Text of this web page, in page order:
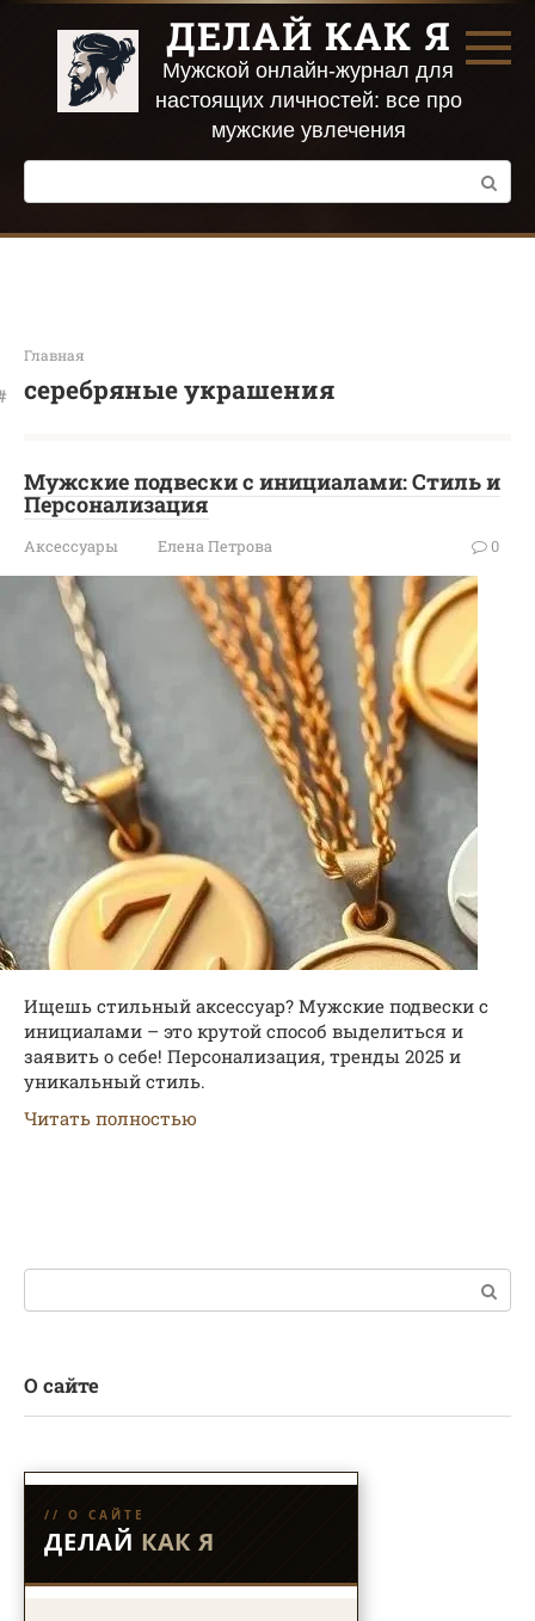
Перейти
контенту
ДЕЛАЙ КАК Я
Мужской онлайн-журнал для
настоящих личностей: все про
мужские увлечения
Поиск:
Главная
серебряные украшения
Мужские подвески с инициалами: Стиль и
Персонализация
Аксессуары Елена Петрова 0
Ищешь стильный аксессуар? Мужские подвески с
инициалами – это крутой способ выделиться и
заявить о себе! Персонализация, тренды 2025 и
уникальный стиль.
Читать полностью
Поиск:
О сайте
// О САЙТЕ
ДЕЛАЙ КАК Я